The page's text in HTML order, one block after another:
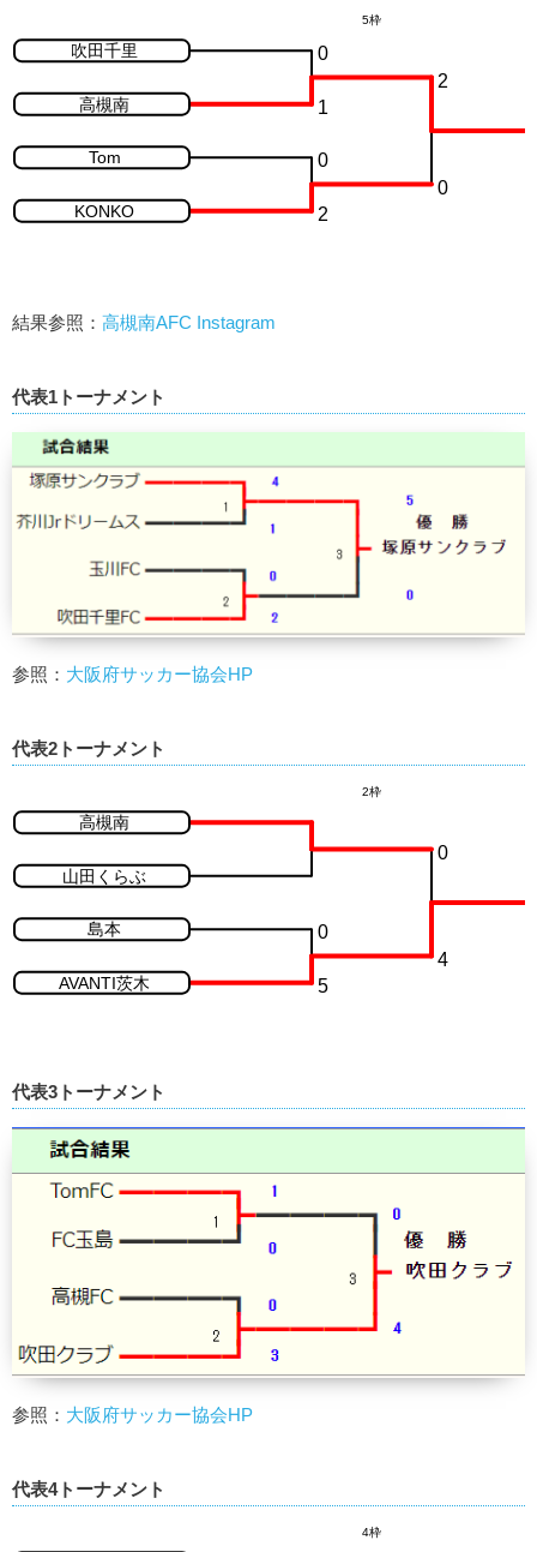
結果参照： 高槻南AFC Instagram
代表1トーナメント
参照： 大阪府サッカー協会HP
代表2トーナメント
代表3トーナメント
参照： 大阪府サッカー協会HP
代表4トーナメント